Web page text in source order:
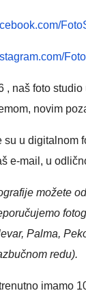
, naš foto
novim
su u digitalnom
e-mail, u
možete
Palma,
redu).
imamo